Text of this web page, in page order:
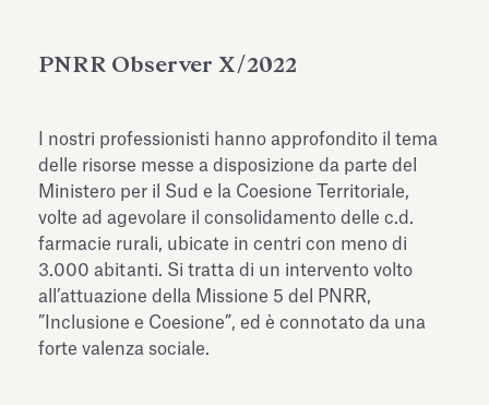
PNRR Observer X/2022
I nostri professionisti hanno approfondito il tema
delle risorse messe a disposizione da parte del
Ministero per il Sud e la Coesione Territoriale,
volte ad agevolare il consolidamento delle c.d.
farmacie rurali, ubicate in centri con meno di
3.000 abitanti. Si tratta di un intervento volto
all’attuazione della Missione 5 del PNRR,
”Inclusione e Coesione”, ed è connotato da una
forte valenza sociale.